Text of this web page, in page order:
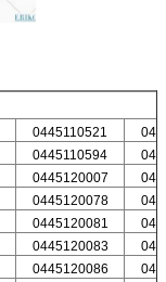
0445110521
0445110594
0445120007
0445120078
0445120081
0445120083
0445120086